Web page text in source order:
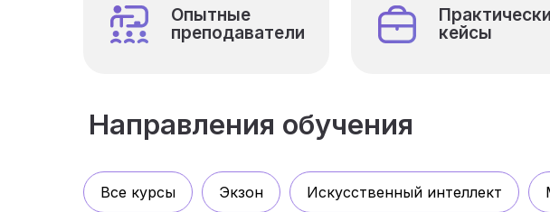
Опытные
преподаватели
кейсы
Направления обучения
Все курсы Экзон Искусственный интеллект